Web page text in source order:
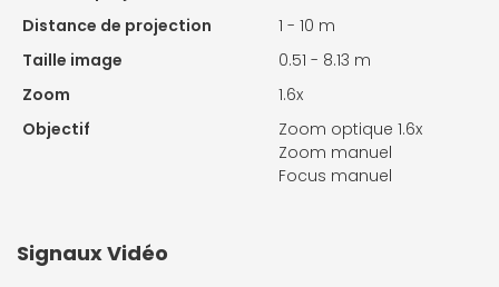
Distance de projection
1 - 10 m
Taille image
0.51 - 8.13 m
Zoom
1.6x
Objectif
Zoom optique 1.6x
Zoom manuel
Focus manuel
Signaux Vidéo